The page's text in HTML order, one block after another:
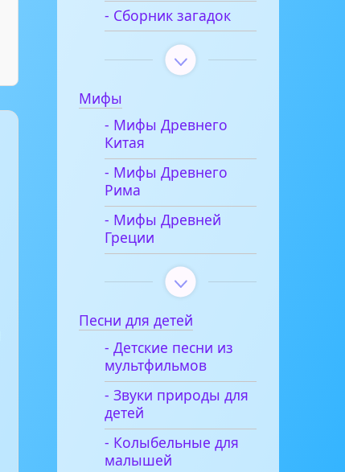
- Сборник загадок
Мифы
- Мифы Древнего
Китая
- Мифы Древнего
Рима
- Мифы Древней
Греции
Песни для детей
- Детские песни из
мультфильмов
- Звуки природы для
детей
- Колыбельные для
малышей